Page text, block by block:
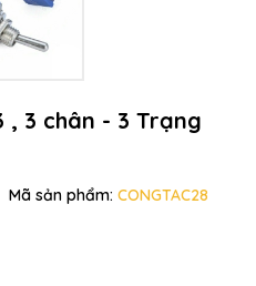
, 3 chân - 3 Trạng
Mã sản phẩm: CONGTAC28